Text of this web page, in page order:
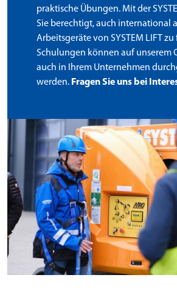
praktische Übungen. Mit der
Sie berechtigt, auch international
Arbeitsgeräte von SYSTEM LIFT
Schulungen können auf unserem
auch in Ihrem Unternehmen
werden. Fragen Sie uns bei